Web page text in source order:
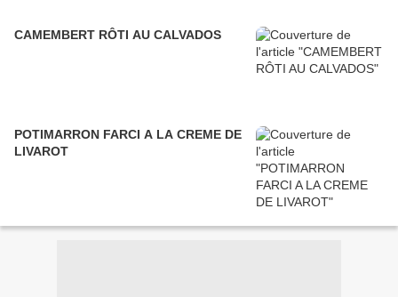
CAMEMBERT RÔTI AU CALVADOS
POTIMARRON FARCI A LA CREME DE
LIVAROT